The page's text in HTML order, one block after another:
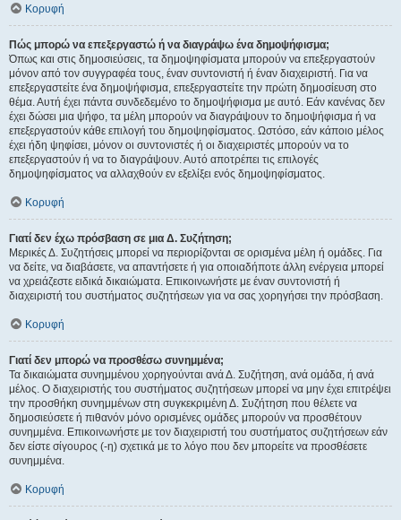
Κορυφή
Πώς μπορώ να επεξεργαστώ ή να διαγράψω ένα δημοψήφισμα;
Όπως και στις δημοσιεύσεις, τα δημοψηφίσματα μπορούν να επεξεργαστούν
μόνον από τον συγγραφέα τους, έναν συντονιστή ή έναν διαχειριστή. Για να
επεξεργαστείτε ένα δημοψήφισμα, επεξεργαστείτε την πρώτη δημοσίευση στο
θέμα. Αυτή έχει πάντα συνδεδεμένο το δημοψήφισμα με αυτό. Εάν κανένας δεν
έχει δώσει μια ψήφο, τα μέλη μπορούν να διαγράψουν το δημοψήφισμα ή να
επεξεργαστούν κάθε επιλογή του δημοψηφίσματος. Ωστόσο, εάν κάποιο μέλος
έχει ήδη ψηφίσει, μόνον οι συντονιστές ή οι διαχειριστές μπορούν να το
επεξεργαστούν ή να το διαγράψουν. Αυτό αποτρέπει τις επιλογές
δημοψηφίσματος να αλλαχθούν εν εξελίξει ενός δημοψηφίσματος.
Κορυφή
Γιατί δεν έχω πρόσβαση σε μια Δ. Συζήτηση;
Μερικές Δ. Συζητήσεις μπορεί να περιορίζονται σε ορισμένα μέλη ή ομάδες. Για
να δείτε, να διαβάσετε, να απαντήσετε ή για οποιαδήποτε άλλη ενέργεια μπορεί
να χρειάζεστε ειδικά δικαιώματα. Επικοινωνήστε με έναν συντονιστή ή
διαχειριστή του συστήματος συζητήσεων για να σας χορηγήσει την πρόσβαση.
Κορυφή
Γιατί δεν μπορώ να προσθέσω συνημμένα;
Τα δικαιώματα συνημμένου χορηγούνται ανά Δ. Συζήτηση, ανά ομάδα, ή ανά
μέλος. Ο διαχειριστής του συστήματος συζητήσεων μπορεί να μην έχει επιτρέψει
την προσθήκη συνημμένων στη συγκεκριμένη Δ. Συζήτηση που θέλετε να
δημοσιεύσετε ή πιθανόν μόνο ορισμένες ομάδες μπορούν να προσθέτουν
συνημμένα. Επικοινωνήστε με τον διαχειριστή του συστήματος συζητήσεων εάν
δεν είστε σίγουρος (-η) σχετικά με το λόγο που δεν μπορείτε να προσθέσετε
συνημμένα.
Κορυφή